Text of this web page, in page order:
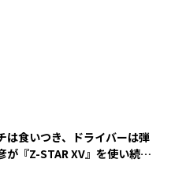
は食いつき、ドライバーは弾
が『Z-STAR XV』を使い続け